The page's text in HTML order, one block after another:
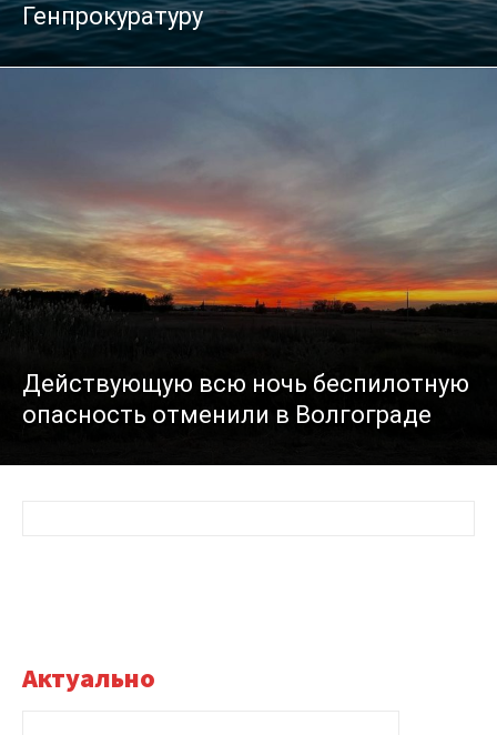
Генпрокуратуру
Действующую всю ночь беспилотную
опасность отменили в Волгограде
Актуально